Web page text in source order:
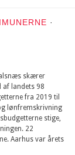
·
skærer
af landets 98
fra 2019 til
lønfremskrivning
stige,
22
Aarhus var årets